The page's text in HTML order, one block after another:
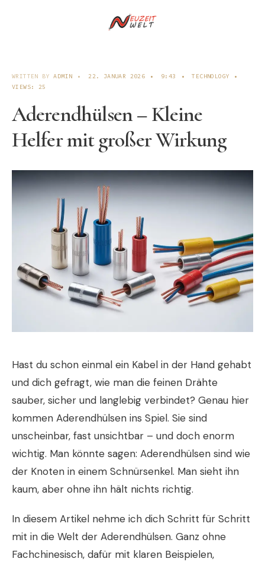
WRITTEN BYADMIN • 22. JANUAR 2026 • 9:43 • TECHNOLOGY
•
VIEWS: 25
Aderendhülsen – Kleine
Helfer mit großer Wirkung
Hast du schon einmal ein Kabel in der Hand gehabt
und dich gefragt, wie man die feinen Drähte
sauber, sicher und langlebig verbindet? Genau hier
kommen Aderendhülsen ins Spiel. Sie sind
unscheinbar, fast unsichtbar – und doch enorm
wichtig. Man könnte sagen: Aderendhülsen sind wie
der Knoten in einem Schnürsenkel. Man sieht ihn
kaum, aber ohne ihn hält nichts richtig.
In diesem Artikel nehme ich dich Schritt für Schritt
mit in die Welt der Aderendhülsen. Ganz ohne
Fachchinesisch, dafür mit klaren Beispielen,